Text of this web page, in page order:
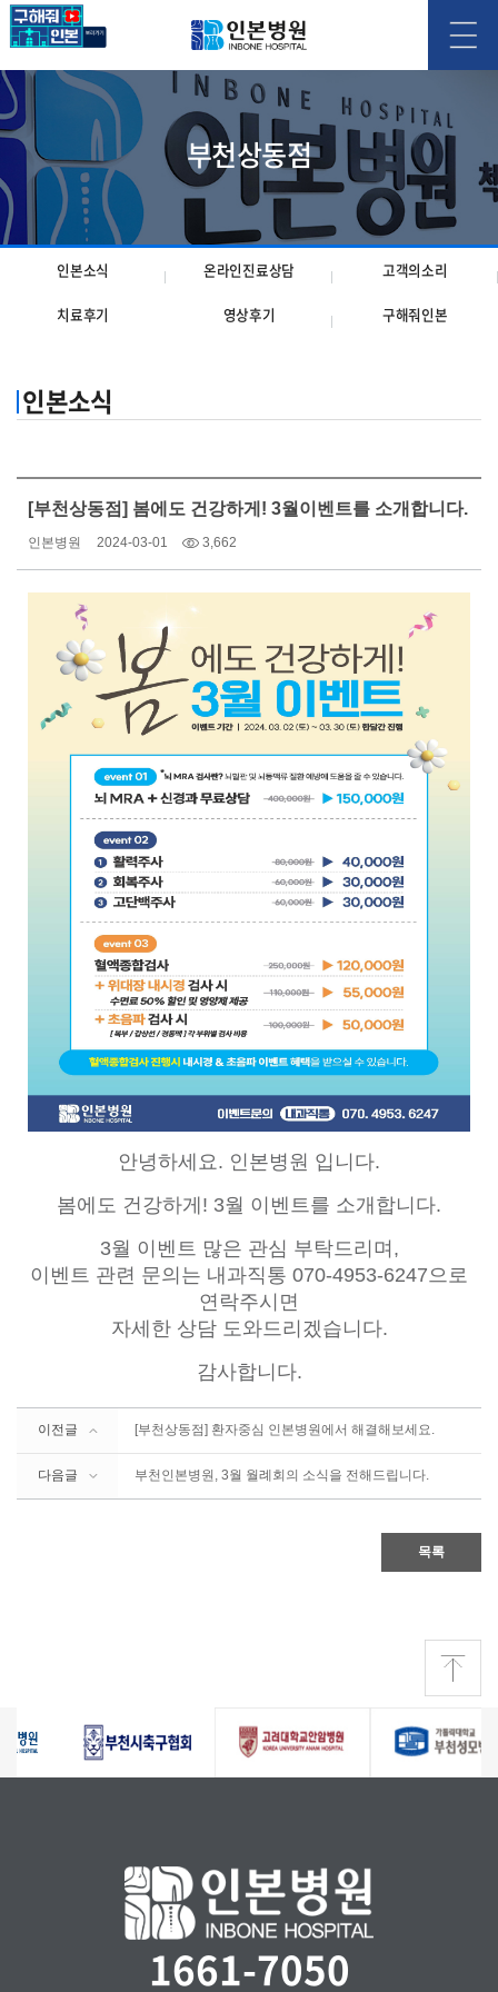
부천상동점
인본소식 온라인진료상담 고객의소리
치료후기 영상후기 구해줘인본
인본소식
[부천상동점] 봄에도 건강하게! 3월이벤트를 소개합니다.
인본병원 2024-03-01 3,662
안녕하세요. 인본병원 입니다.
봄에도 건강하게! 3월 이벤트를 소개합니다.
3월 이벤트 많은 관심 부탁드리며,
이벤트 관련 문의는 내과직통 070-4953-6247으로
연락주시면
자세한 상담 도와드리겠습니다.
감사합니다.
이전글 [부천상동점] 환자중심 인본병원에서 해결해보세요.
다음글 부천인본병원, 3월 월례회의 소식을 전해드립니다.
목록
1661-7050